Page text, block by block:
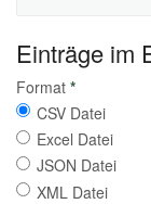
Einträge im
Format *
CSV Datei
Excel Datei
JSON Datei
XML Datei